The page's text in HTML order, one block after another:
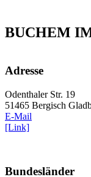
BUCHEM
Adresse
Odenthaler Str. 19
51465 Bergisch
E-Mail
[Link]
Bundesländer